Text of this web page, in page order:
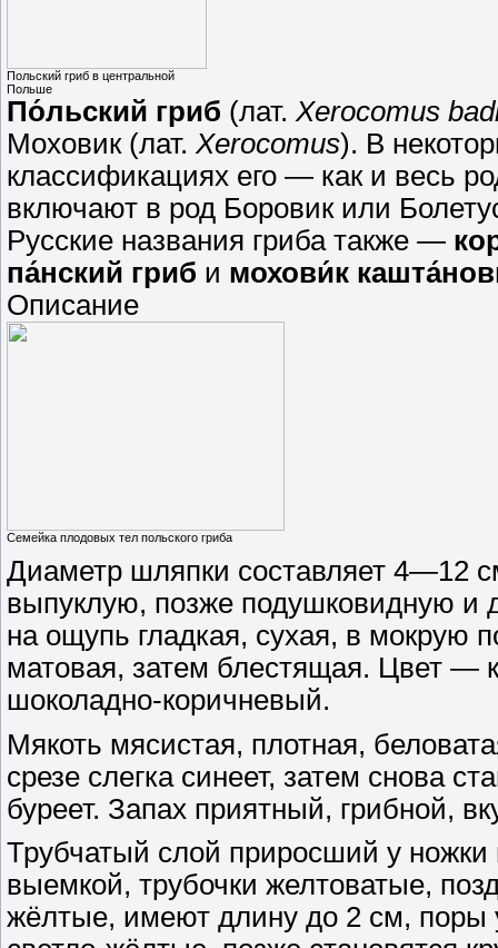
Польский гриб в центральной
Польше
По́льский гриб (лат. Xerocomus
Моховик (лат. Xerocomus). В
классификациях его — как и весь
включают в род Боровик или
Русские названия гриба также —
па́нский гриб и мохови́к
Описание
Семейка плодовых тел польского гриба
Диаметр шляпки составляет 4—12
выпуклую, позже подушковидную и
на ощупь гладкая, сухая, в мокрую
матовая, затем блестящая. Цвет —
шоколадно-коричневый.
Мякоть мясистая, плотная,
срезе слегка синеет, затем снова
буреет. Запах приятный, грибной,
Трубчатый слой приросший у
выемкой, трубочки желтоватые,
жёлтые, имеют длину до 2 см, поры